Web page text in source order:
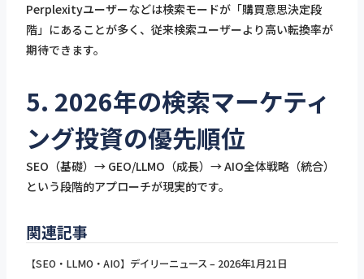
Perplexityユーザーなどは検索モードが「購買意思決定段
階」にあることが多く、従来検索ユーザーより高い転換率が
期待できます。
5. 2026年の検索マーケティ
ング投資の優先順位
SEO（基礎）→ GEO/LLMO（成長）→ AIO全体戦略（統合）
という段階的アプローチが現実的です。
関連記事
【SEO・LLMO・AIO】デイリーニュース – 2026年1月21日